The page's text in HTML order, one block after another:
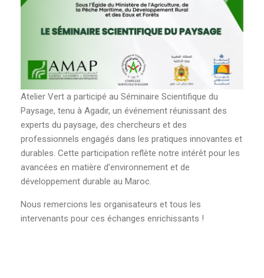
Atelier Vert a participé au Séminaire Scientifique du
Paysage, tenu à Agadir, un événement réunissant des
experts du paysage, des chercheurs et des
professionnels engagés dans les pratiques innovantes et
durables. Cette participation reflète notre intérêt pour les
avancées en matière d’environnement et de
développement durable au Maroc.
Nous remercions les organisateurs et tous les
intervenants pour ces échanges enrichissants !